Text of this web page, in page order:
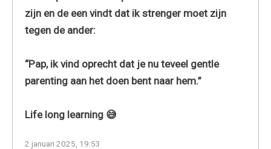
zijn en de een vindt dat ik strenger moet zijn
tegen de ander:
“Pap, ik vind oprecht dat je nu teveel gentle
parenting aan het doen bent naar hem.”
Life long learning 😅
2 januari 2025, 19:53